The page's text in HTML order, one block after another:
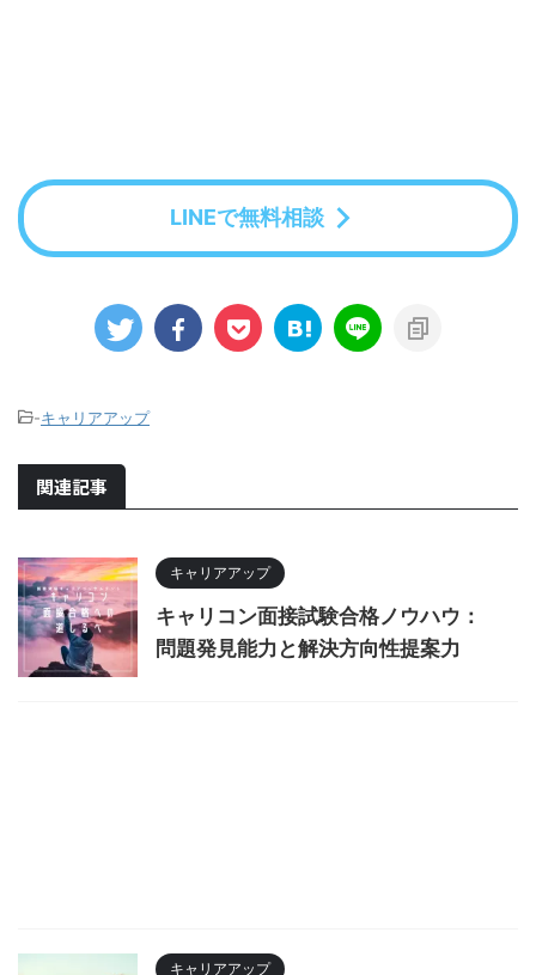
LINEで無料相談
-キャリアアップ
関連記事
キャリアアップ
キャリコン面接試験合格ノウハウ：
問題発見能力と解決方向性提案力
キャリアアップ